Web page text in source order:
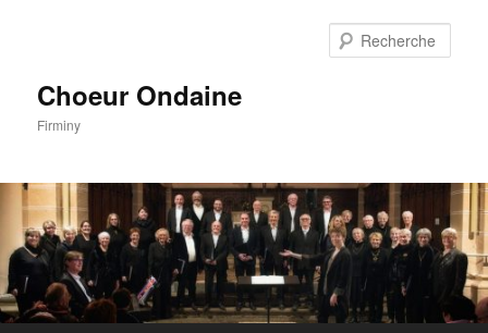
Choeur Ondaine
Firminy